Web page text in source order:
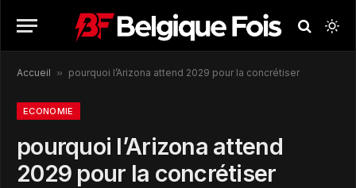
Accueil » pourquoi l’Arizona attend 2029 pour la concrétiser
ECONOMIE
pourquoi l’Arizona attend
2029 pour la concrétiser